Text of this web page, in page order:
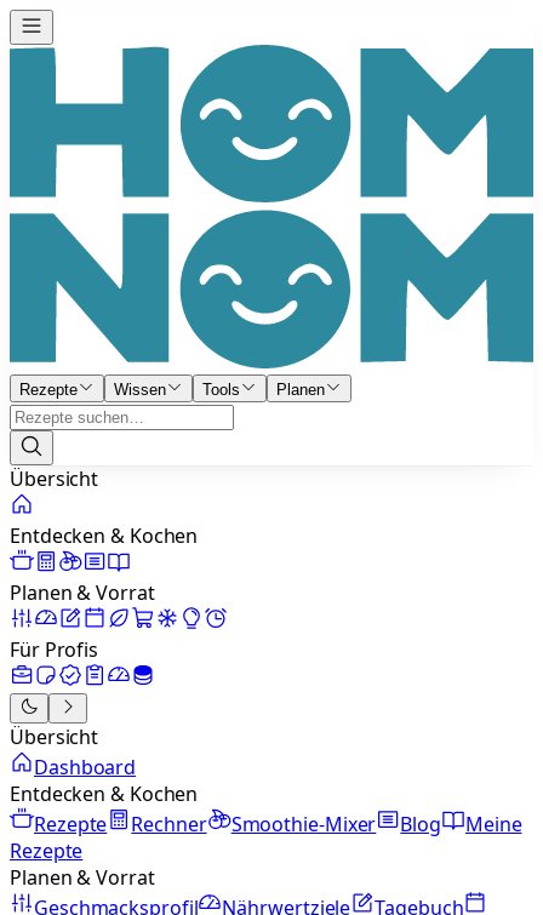
Rezepte Wissen Tools Planen
Übersicht
Entdecken & Kochen
Planen & Vorrat
Für Profis
Übersicht
Dashboard
Entdecken & Kochen
Rezepte
Rechner Smoothie-Mixer Blog
Meine
Rezepte
Planen & Vorrat
Geschmacksprofil
Nährwertziele
Tagebuch